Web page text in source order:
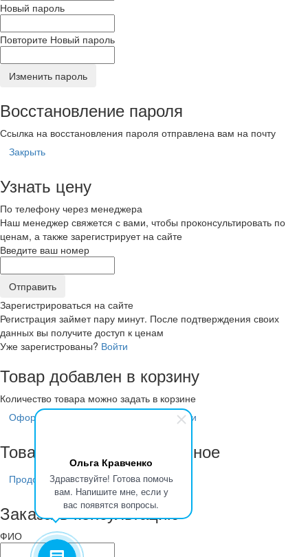
Ольга Кравченко
Здравствуйте! Готова помочь
вам. Напишите мне, если у
вас появятся вопросы.
Новый пароль
Повторите Новый пароль
Изменить пароль
Восстановление пароля
Ссылка на восстановления пароля отправлена вам на почту
Закрыть
Узнать цену
По телефону через менеджера
Наш менеджер свяжется с вами, чтобы проконсультировать по
ценам, а также зарегистрирует на сайте
Введите ваш номер
Зарегистрироваться на сайте
Регистрация займет пару минут. После подтверждения своих
данных вы получите доступ к ценам
Уже зарегистрованы? Войти
Товар добавлен в корзину
Количество товара можно задать в корзине
Оформить заказ
Продолжить покупки
Товар добавлен в избранное
Продолжить покупки
Заказать консультацию
ФИО